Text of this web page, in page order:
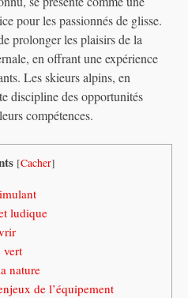
pour les passionnés de glisse.
prolonger les plaisirs de la
en offrant une expérience
Les skieurs alpins, en
discipline des opportunités
compétences.
[Cacher]
ludique
vert
nature
de l’équipement